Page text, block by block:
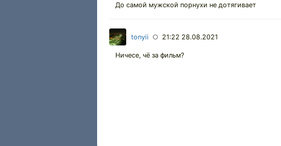
До самой мужской порнухи не дотягивает
tonyii ○ 21:22 28.08.2021
Ничесе, чё за фильм?